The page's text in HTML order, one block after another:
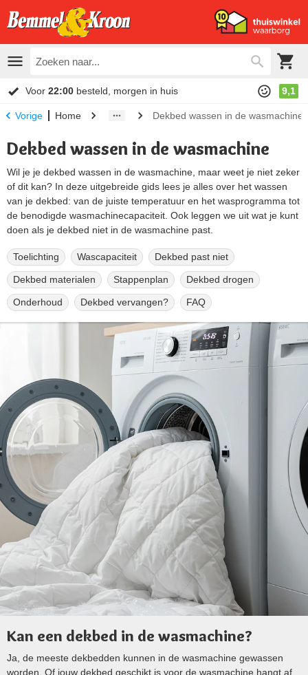
Voor 22:00 besteld, morgen in huis 9,1
Vorige Home Dekbed wassen in de wasmachine
Dekbed wassen in de wasmachine
Wil je je dekbed wassen in de wasmachine, maar weet je niet zeker
of dit kan? In deze uitgebreide gids lees je alles over het wassen
van je dekbed: van de juiste temperatuur en het wasprogramma tot
de benodigde wasmachinecapaciteit. Ook leggen we uit wat je kunt
doen als je dekbed niet in de wasmachine past.
Toelichting Wascapaciteit Dekbed past niet
Dekbed materialen Stappenplan Dekbed drogen
Onderhoud Dekbed vervangen? FAQ
Kan een dekbed in de wasmachine?
Ja, de meeste dekbedden kunnen in de wasmachine gewassen
worden. Of jouw dekbed geschikt is voor de wasmachine hangt af